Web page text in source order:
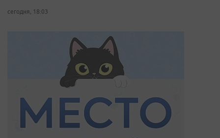
сегодня, 18:03